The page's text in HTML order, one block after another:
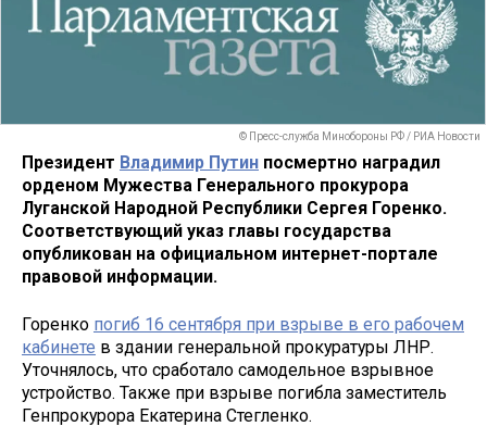
© Пресс-служба Минобороны РФ / РИА Новости
Президент Владимир Путин посмертно наградил
орденом Мужества Генерального прокурора
Луганской Народной Республики Сергея Горенко.
Соответствующий указ главы государства
опубликован на официальном интернет-портале
правовой информации.
Горенко погиб 16 сентября при взрыве в его рабочем
кабинете в здании генеральной прокуратуры ЛНР.
Уточнялось, что сработало самодельное взрывное
устройство. Также при взрыве погибла заместитель
Генпрокурора Екатерина Стегленко.